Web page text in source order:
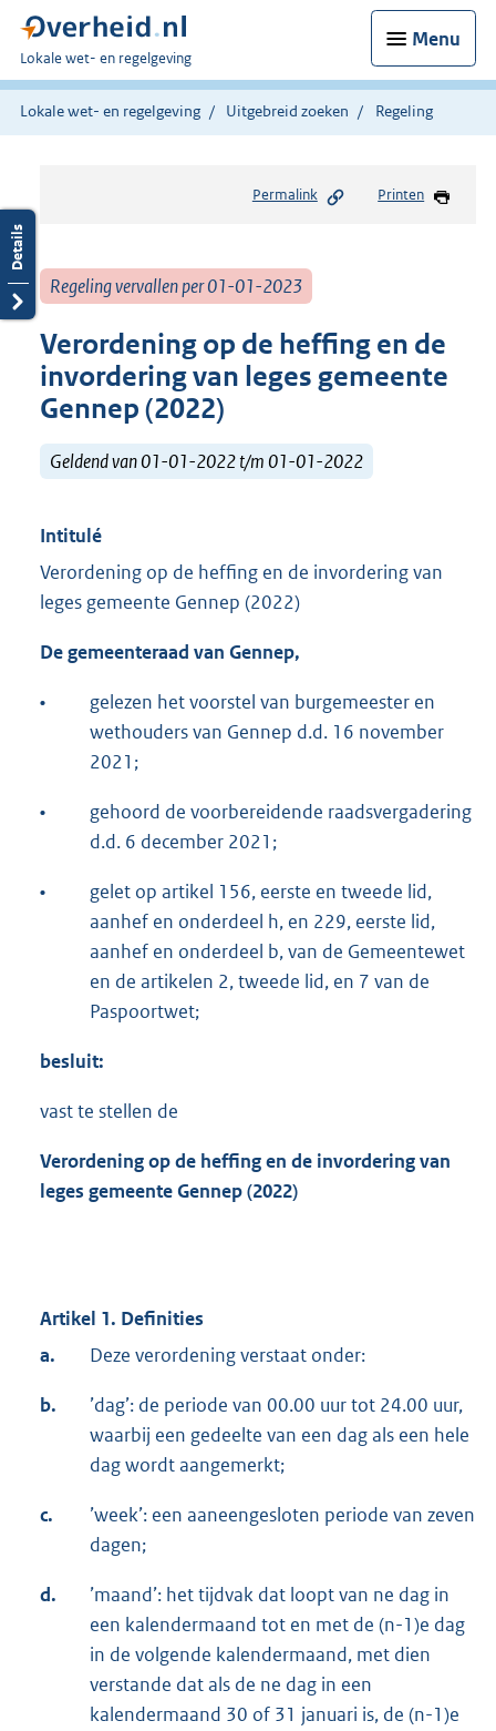
Menu
U
bent
hier:
Lokale wet- en regelgeving
Lokale wet- en regelgeving Uitgebreid zoeken Regeling
Permalink Printen
Regeling vervallen per 01-01-2023
Verordening op de heffing en de
invordering van leges gemeente
Gennep (2022)
Geldend van 01-01-2022 t/m 01-01-2022
Intitulé
Verordening op de heffing en de invordering van
leges gemeente Gennep (2022)
De gemeenteraad van Gennep,
•
gelezen het voorstel van burgemeester en
wethouders van Gennep d.d. 16 november
2021;
•
gehoord de voorbereidende raadsvergadering
d.d. 6 december 2021;
•
gelet op artikel 156, eerste en tweede lid,
aanhef en onderdeel h, en 229, eerste lid,
aanhef en onderdeel b, van de Gemeentewet
en de artikelen 2, tweede lid, en 7 van de
Paspoortwet;
besluit:
vast te stellen de
Verordening op de heffing en de invordering van
leges gemeente Gennep (2022)
Artikel 1. Definities
a.
Deze verordening verstaat onder:
b.
’dag’: de periode van 00.00 uur tot 24.00 uur,
waarbij een gedeelte van een dag als een hele
dag wordt aangemerkt;
c.
’week’: een aaneengesloten periode van zeven
dagen;
d.
’maand’: het tijdvak dat loopt van ne dag in
een kalendermaand tot en met de (n-1)e dag
in de volgende kalendermaand, met dien
verstande dat als de ne dag in een
kalendermaand 30 of 31 januari is, de (n-1)e